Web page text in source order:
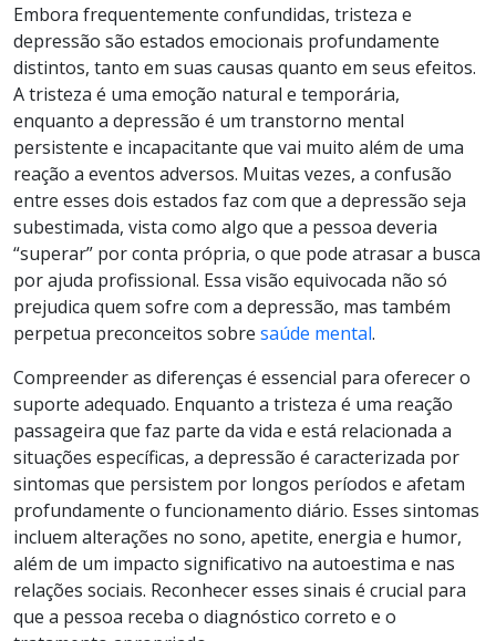
Embora frequentemente confundidas, tristeza e
depressão são estados emocionais profundamente
distintos, tanto em suas causas quanto em seus efeitos.
A tristeza é uma emoção natural e temporária,
enquanto a depressão é um transtorno mental
persistente e incapacitante que vai muito além de uma
reação a eventos adversos. Muitas vezes, a confusão
entre esses dois estados faz com que a depressão seja
subestimada, vista como algo que a pessoa deveria
“superar” por conta própria, o que pode atrasar a busca
por ajuda profissional. Essa visão equivocada não só
prejudica quem sofre com a depressão, mas também
perpetua preconceitos sobre saúde mental.
Compreender as diferenças é essencial para oferecer o
suporte adequado. Enquanto a tristeza é uma reação
passageira que faz parte da vida e está relacionada a
situações específicas, a depressão é caracterizada por
sintomas que persistem por longos períodos e afetam
profundamente o funcionamento diário. Esses sintomas
incluem alterações no sono, apetite, energia e humor,
além de um impacto significativo na autoestima e nas
relações sociais. Reconhecer esses sinais é crucial para
que a pessoa receba o diagnóstico correto e o